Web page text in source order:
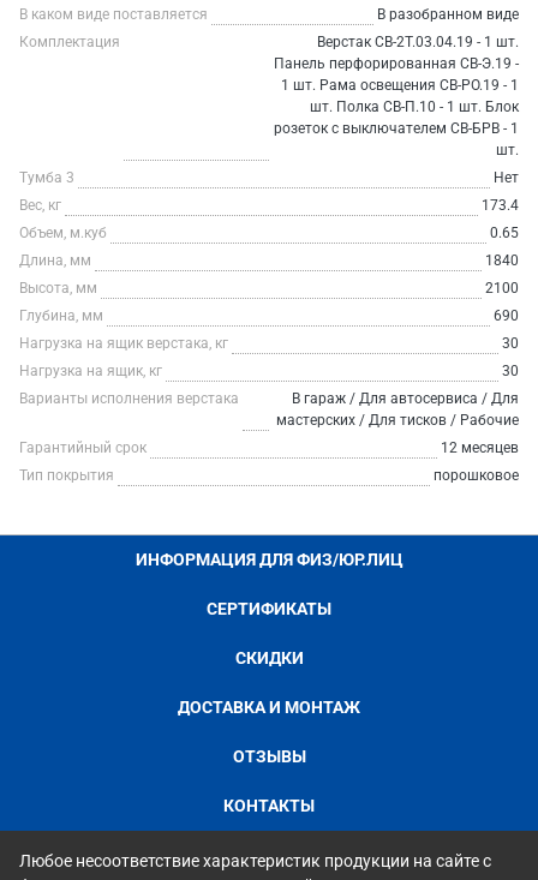
В каком виде поставляется
В разобранном виде
Комплектация
Верстак СВ-2Т.03.04.19 - 1 шт.
Панель перфорированная СВ-Э.19 -
1 шт. Рама освещения СВ-РО.19 - 1
шт. Полка СВ-П.10 - 1 шт. Блок
розеток с выключателем СВ-БРВ - 1
шт.
Тумба 3
Нет
Вес, кг
173.4
Объем, м.куб
0.65
Длина, мм
1840
Высота, мм
2100
Глубина, мм
690
Нагрузка на ящик верстака, кг
30
Нагрузка на ящик, кг
30
Варианты исполнения верстака
В гараж / Для автосервиса / Для
мастерских / Для тисков / Рабочие
Гарантийный срок
12 месяцев
Тип покрытия
порошковое
ИНФОРМАЦИЯ ДЛЯ ФИЗ/ЮР.ЛИЦ
СЕРТИФИКАТЫ
СКИДКИ
ДОСТАВКА И МОНТАЖ
ОТЗЫВЫ
КОНТАКТЫ
Любое несоответствие характеристик продукции на сайте с